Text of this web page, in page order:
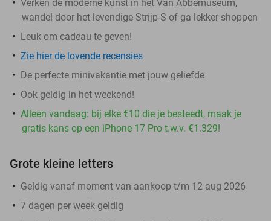
Verken de moderne kunst in het Van Abbemuseum,
wandel door het levendige Strijp-S of ga lekker shoppen
Leuk om cadeau te geven!
Zie hier de lovende recensies
De perfecte minivakantie met jouw geliefde
Ook geldig in het weekend!
Alleen vandaag: bij elke €10 die je besteedt, maak je
gratis kans op een iPhone 17 Pro t.w.v. €1.329!
Grote kleine letters
Geldig vanaf moment van aankoop t/m 12 aug 2026
7 dagen per week geldig